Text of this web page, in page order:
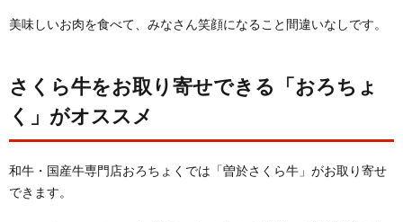
美味しいお肉を食べて、みなさん笑顔になること間違いなしです。
さくら牛をお取り寄せできる「おろちょ
く」がオススメ
和牛・国産牛専門店おろちょくでは「曽於さくら牛」がお取り寄せ
できます。